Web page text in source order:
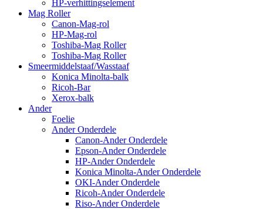
HP-verhittingselement
Mag Roller
Canon-Mag-rol
HP-Mag-rol
Toshiba-Mag Roller
Toshiba-Mag Roller
Smeermiddelstaaf/Wasstaaf
Konica Minolta-balk
Ricoh-Bar
Xerox-balk
Ander
Foelie
Ander Onderdele
Canon-Ander Onderdele
Epson-Ander Onderdele
HP-Ander Onderdele
Konica Minolta-Ander Onderdele
OKI-Ander Onderdele
Ricoh-Ander Onderdele
Riso-Ander Onderdele